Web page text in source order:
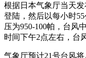
根据日本气象厅当天
登陆，然后以每小时
压为950-100帕，台风
时间下午2点左右，台
气象厅预计21号台风